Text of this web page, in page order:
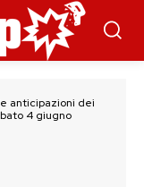
anticipazioni dei
4 giugno